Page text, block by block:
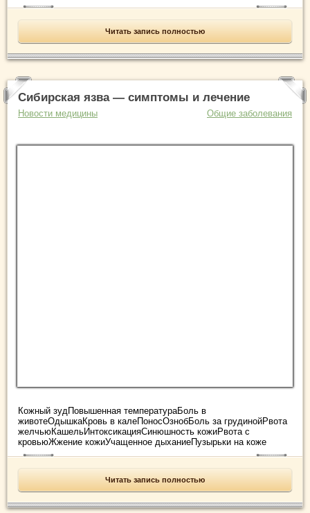
Читать запись полностью
Сибирская язва — симптомы и лечение
Новости медицины Общие заболевания
Кожный зудПовышенная температураБоль в
животеОдышкаКровь в калеПоносОзнобБоль за грудинойРвота
желчьюКашельИнтоксикацияСинюшность кожиРвота с
кровьюЖжение кожиУчащенное дыханиеПузырьки на коже
Читать запись полностью